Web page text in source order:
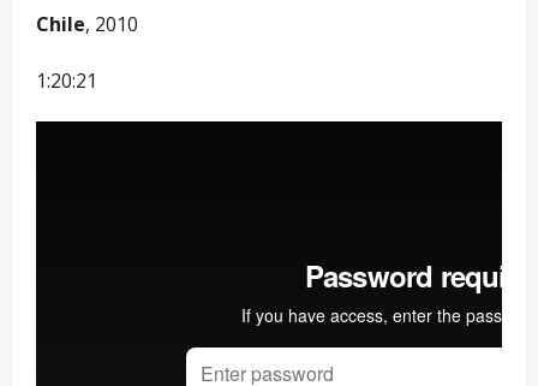
Chile, 2010
1:20:21